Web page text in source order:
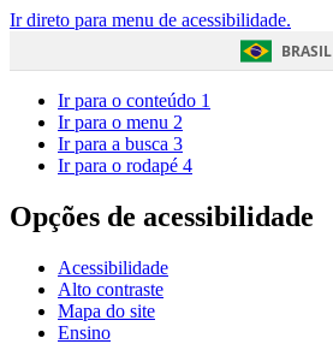
Ir direto para menu de acessibilidade.
BRASIL
Ir para o conteúdo 1
Ir para o menu 2
Ir para a busca 3
Ir para o rodapé 4
Opções de acessibilidade
Acessibilidade
Alto contraste
Mapa do site
Ensino